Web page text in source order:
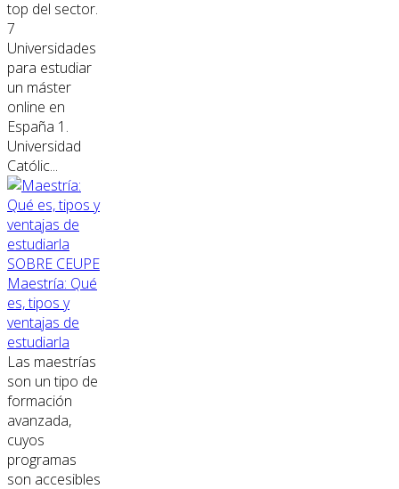
top del sector.
7
Universidades
para estudiar
un máster
online en
España 1.
Universidad
Católic...
SOBRE CEUPE
Maestría: Qué
es, tipos y
ventajas de
estudiarla
Las maestrías
son un tipo de
formación
avanzada,
cuyos
programas
son accesibles